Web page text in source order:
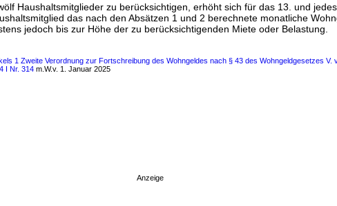
Haushaltsmitglieder zu berücksichtigen, erhöht sich für das 13. und
das nach den Absätzen 1 und 2 berechnete monatliche
jedoch bis zur Höhe der zu berücksichtigenden Miete oder Belastung.
1 Zweite Verordnung zur Fortschreibung des Wohngeldes nach § 43 des Wohngeldgesetzes V.
I Nr. 314 m.W.v. 1. Januar 2025
Anzeige